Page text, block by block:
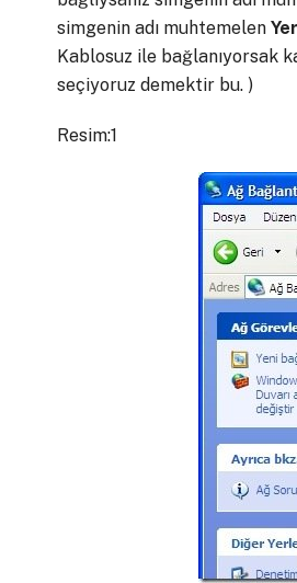
simgenin adı muhtemelen
Kablosuz ile bağlanıyorsak
seçiyoruz demektir bu. )
Resim:1